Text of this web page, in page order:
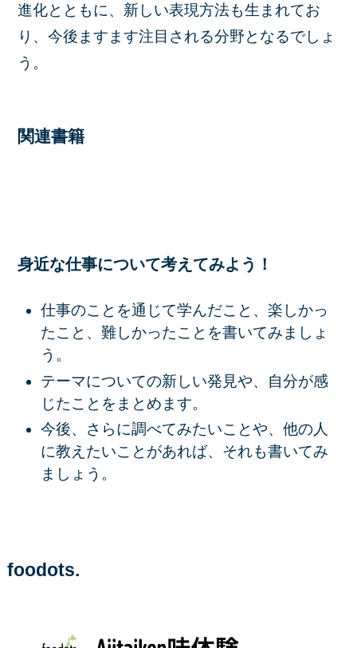
進化とともに、新しい表現方法も生まれてお
り、今後ますます注目される分野となるでしょ
う。
関連書籍
身近な仕事について考えてみよう！
仕事のことを通じて学んだこと、楽しかっ
たこと、難しかったことを書いてみましょ
う。
テーマについての新しい発見や、自分が感
じたことをまとめます。
今後、さらに調べてみたいことや、他の人
に教えたいことがあれば、それも書いてみ
ましょう。
foodots.